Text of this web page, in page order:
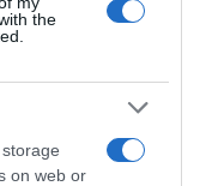
the
on web or
Jam anima o